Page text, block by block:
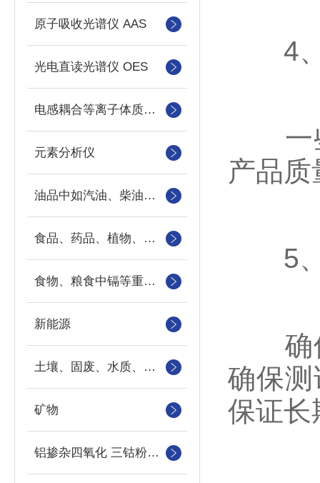
原子吸收光谱仪 AAS
光电直读光谱仪 OES
电感耦合等离子体质谱仪
元素分析仪
油品中如汽油、柴油等样品中的硫、氯、硅、磷的快速分析
食品、药品、植物、地下水、地表水以及工业污水中重金属
食物、粮食中镉等重金属元素
新能源
土壤、固废、水质、农作物
矿物
铝掺杂四氧化 三钴粉末中钴、铝元素的检测
4、
一些
产品
5、
确保
确保
保证长